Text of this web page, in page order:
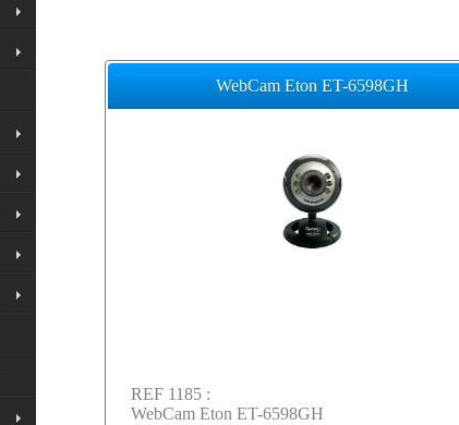
WebCam Eton ET-6598GH
REF 1185 :
WebCam Eton ET-6598GH